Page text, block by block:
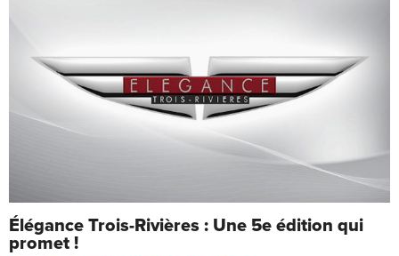
Élégance Trois-Rivières : Une 5e édition qui
promet !